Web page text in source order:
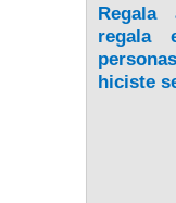
Regala
regala
hiciste